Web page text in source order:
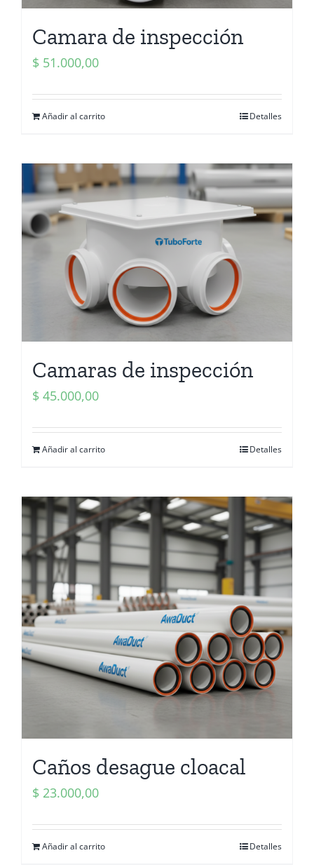
Camara de inspección
$ 51.000,00
Añadir al carrito Detalles
Camaras de inspección
$ 45.000,00
Añadir al carrito Detalles
Caños desague cloacal
$ 23.000,00
Añadir al carrito Detalles